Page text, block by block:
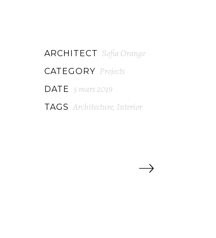
ARCHITECT Sofia Orange
CATEGORY Projects
DATE 5 mars 2019
TAGS Architecture, Interior